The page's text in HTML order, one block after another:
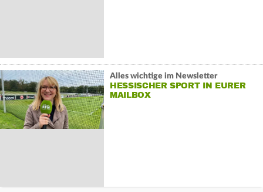
Alles wichtige im Newsletter
HESSISCHER SPORT IN EURER
MAILBOX